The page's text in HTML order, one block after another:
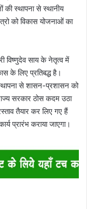
की स्थापना से स्थानीय
को विकास योजनाओं का
विष्णुदेव साय के नेतृत्व में
के लिए प्रतिबद्ध है।
से शासन-प्रशासन को
सरकार ठोस कदम उठा
तैयार कर लिए गए हैं
प्रारंभ कराया जाएगा।